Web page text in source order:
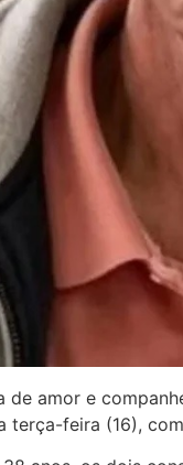
de amor e
terça-feira (16),